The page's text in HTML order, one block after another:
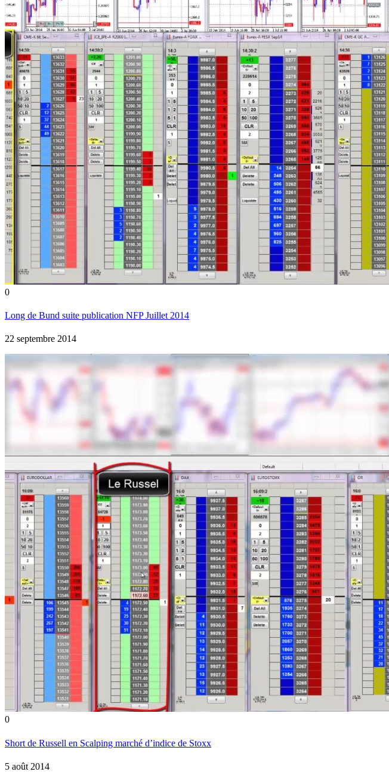
0
Long de Bund suite publication NFP Juillet 2014
22 septembre 2014
0
Short de Russell en Scalping marché d’indice de Stoxx
5 août 2014